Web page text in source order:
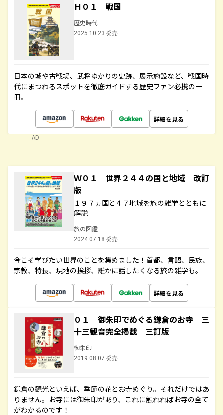
Ｈ０１ 戦国
歴史時代
2025.10.23 発売
日本の城や古戦場、武将ゆかりの史跡、展示施設など、戦国時
代にまつわるスポットを徹底ガイドする歴史ファン必携の一
冊。
詳細を見る
AD
Ｗ０１ 世界２４４の国と地域 改訂
版
１９７ヵ国と４７地域を旅の雑学とともに
解説
旅の図鑑
2024.07.18 発売
今こそ学びたい世界のことを集めました！首都、言語、民族、
宗教、特長、現地の挨拶、誰かに話したくなる旅の雑学も。
詳細を見る
０１ 御朱印でめぐる鎌倉のお寺 三
十三観音完全掲載 三訂版
御朱印
2019.08.07 発売
鎌倉の観光といえば、季節の花とお寺めぐり。それだけではあ
りません。お寺には御朱印があり、これに触れればお寺の全て
がわかるのです！